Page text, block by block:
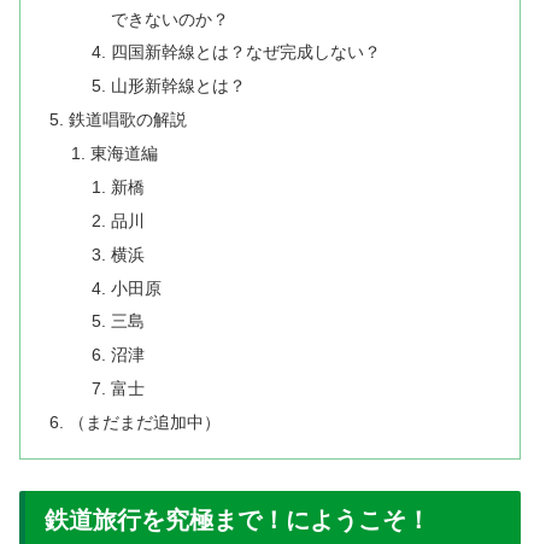
できないのか？
四国新幹線とは？なぜ完成しない？
山形新幹線とは？
鉄道唱歌の解説
東海道編
新橋
品川
横浜
小田原
三島
沼津
富士
（まだまだ追加中）
鉄道旅行を究極まで！にようこそ！